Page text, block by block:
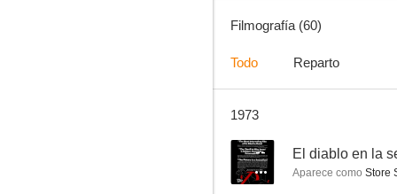
Filmografía (60)
Todo Reparto
1973
-- El diablo en la
Aparece como Store